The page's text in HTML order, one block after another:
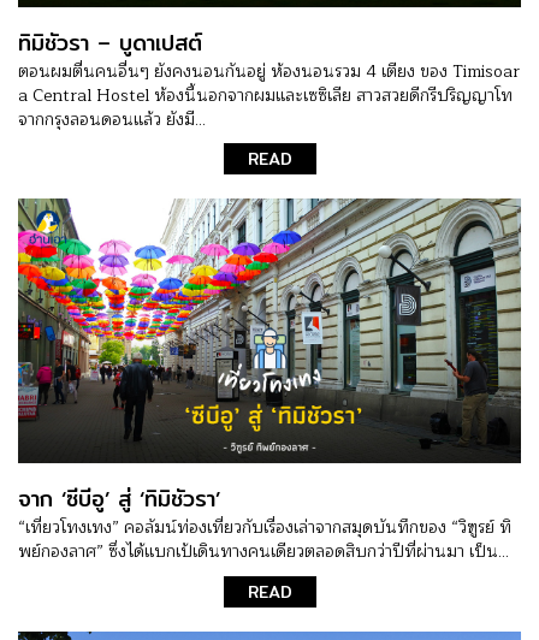
ทิมิชัวรา – บูดาเปสต์
ตอนผมตื่นคนอื่นๆ ยังคงนอนกันอยู่ ห้องนอนรวม 4 เตียง ของ Timisoar
a Central Hostel ห้องนี้นอกจากผมและเซซิเลีย สาวสวยดีกรีปริญญาโท
จากกรุงลอนดอนแล้ว ยังมี...
READ
จาก ‘ซีบีอู’ สู่ ‘ทิมิชัวรา’
“เที่ยวโทงเทง” คอลัมน์ท่องเที่ยวกับเรื่องเล่าจากสมุดบันทึกของ “วิฑูรย์ ทิ
พย์กองลาศ” ซึ่งได้แบกเป้เดินทางคนเดียวตลอดสิบกว่าปีที่ผ่านมา เป็น...
READ